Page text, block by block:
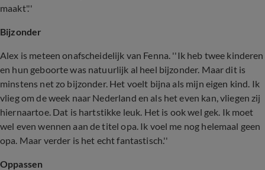
maakt'.''
Bijzonder
Alex is meteen onafscheidelijk van Fenna. ''Ik heb twee kinderen
en hun geboorte was natuurlijk al heel bijzonder. Maar dit is
minstens net zo bijzonder. Het voelt bijna als mijn eigen kind. Ik
vlieg om de week naar Nederland en als het even kan, vliegen zij
hiernaartoe. Dat is hartstikke leuk. Het is ook wel gek. Ik moet
wel even wennen aan de titel opa. Ik voel me nog helemaal geen
opa. Maar verder is het echt fantastisch.''
Oppassen